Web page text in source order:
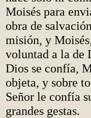
Moisés para
obra de
misión, y
voluntad a la de
Dios se confía,
objeta, y sobre
Señor le confía
grandes gestas.